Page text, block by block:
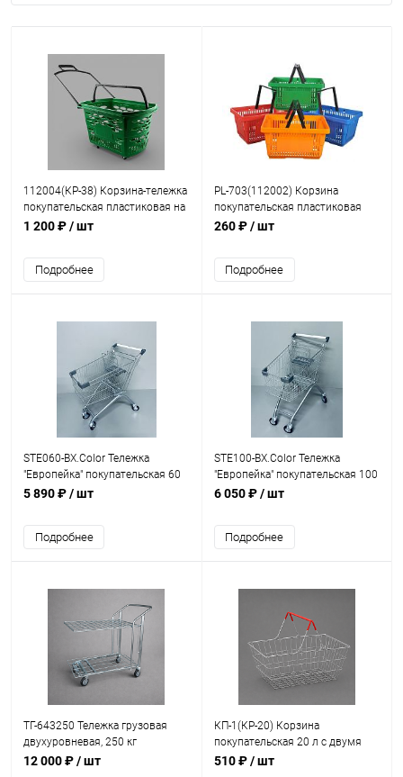
112004(КР-38) Корзина-тележка
покупательская пластиковая на
колесах, 38 литра
1 200 ₽/ шт
Подробнее
PL-703(112002) Корзина
покупательская пластиковая
(усиленная) с 2-мя ручками, 20
260 ₽/ шт
Подробнее
STE060-BX.Color Тележка
"Европейка" покупательская 60
литров, с детским сидением
5 890 ₽/ шт
Подробнее
STE100-BX.Color Тележка
"Европейка" покупательская 100
литров, с детским сидением
6 050 ₽/ шт
Подробнее
ТГ-643250 Тележка грузовая
двухуровневая, 250 кг
12 000 ₽/ шт
КП-1(КР-20) Корзина
покупательская 20 л с двумя
ручками оцинкованная
510 ₽/ шт